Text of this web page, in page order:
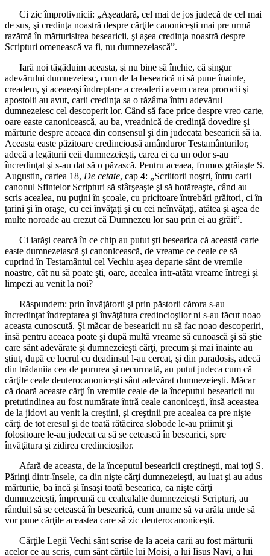
Ci zic împrotivnicii: „Aşeadară, cel mai de jos judecă de cel mai
de sus, şi credinţa noastră despre cărţile canoniceşti mai pre urmă
razămă în mărturisirea besearicii, şi aşea credinţa noastră despre
Scripturi omenească va fi, nu dumnezeiască”.
Iară noi tăgăduim aceasta, şi nu bine să închie, că singur
adevărului dumnezeiesc, cum de la besearică ni să pune înainte,
creadem, şi aceaeaşi îndreptare a creaderii avem carea prorocii şi
apostolii au avut, carii credinţa sa o răzâma întru adevărul
dumnezeiesc cel descoperit lor. Când să face price despre vreo carte,
oare easte canonicească, au ba, vreadnică de credinţă dovedire şi
mărturie despre aceaea din consensul şi din judecata besearicii să ia.
Aceasta easte păzitoare credincioasă amânduror Testamânturilor,
adecă a legăturii ceii dumnezeieşti, carea ei ca un odor s-au
încredinţat şi s-au dat să o păzască. Pentru aceaea, frumos grăiaşte S.
Augustin, cartea 18, De cetate, cap 4: „Scriitorii noştri, întru carii
canonul Sfintelor Scripturi să sfârşeaşte şi să hotăreaşte, când au
scris acealea, nu puţini în şcoale, cu pricitoare întrebări grăitori, ci în
ţarini şi în oraşe, cu cei învăţaţi şi cu cei neînvăţaţi, atâtea şi aşea de
multe noroade au crezut că Dumnezeu lor sau prin ei au grăit”.
Ci iarăşi cearcă în ce chip au putut şti besearica că această carte
easte dumnezeiască şi canonicească, de vreame ce ceale ce să
cuprind în Testamântul cel Vechiu aşea departe sânt de vremile
noastre, cât nu să poate şti, oare, acealea într-atâta vreame întregi şi
limpezi au venit la noi?
Răspundem: prin învăţătorii şi prin păstorii cărora s-au
încredinţat îndreptarea şi învăţătura credincioşilor ni s-au făcut noao
aceasta cunoscută. Şi măcar de besearicii nu să fac noao descoperiri,
însă pentru aceaea poate şi după multă vreame să cunoască şi să ştie
care sânt adevărate şi dumnezeieşti cărţi, precum şi mai înainte au
ştiut, după ce lucrul cu deadinsul l-au cercat, şi din paradosis, adecă
din trădaniia cea de pururea şi necurmată, au putut judeca cum că
cărţile ceale deuterocanoniceşti sânt adevărat dumnezeieşti. Măcar
că doară aceaste cărţi în vremile ceale de la începutul besearicii nu
pretutindinea au fost numărate întră ceale canoniceşti, însă aceastea
de la jidovi au venit la creştini, şi creştinii pre acealea ca pre nişte
cărţi de tot eresul şi de toată rătăcirea slobode le-au priimit şi
folositoare le-au judecat ca să se cetească în besearici, spre
învăţătura şi zidirea credincioşilor.
Afară de aceasta, de la începutul besearicii creştineşti, mai toţi S.
Părinţi dintr-însele, ca din nişte cărţi dumnezeieşti, au luat şi au adus
mărturiie, ba încă şi însaşi toată besearica, ca nişte cărţi
dumnezeieşti, împreună cu cealealalte dumnezeieşti Scripturi, au
rânduit să se cetească în besearică, cum anume să va arăta unde să
vor pune cărţile aceastea care să zic deuterocanoniceşti.
Cărţile Legii Vechi sânt scrise de la aceia carii au fost mărturii
acelor ce au scris, cum sânt cărţile lui Moisi, a lui Iisus Navi, a lui